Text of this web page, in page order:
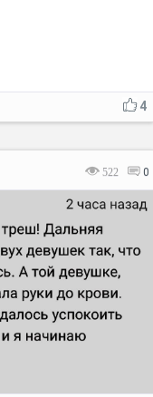
4
522 0